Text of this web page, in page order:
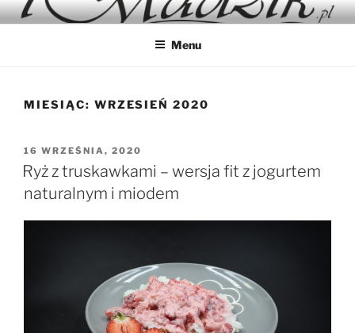
Przejdź
do
IMADZIK
Blog Kulinarny
Menu
MIESIĄC: WRZESIEŃ 2020
OPUBLIKOWANE
W
16 WRZEŚNIA, 2020
Ryż z truskawkami – wersja fit z jogurtem
naturalnym i miodem